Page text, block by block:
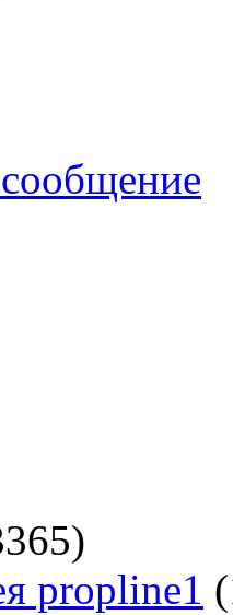
propline1